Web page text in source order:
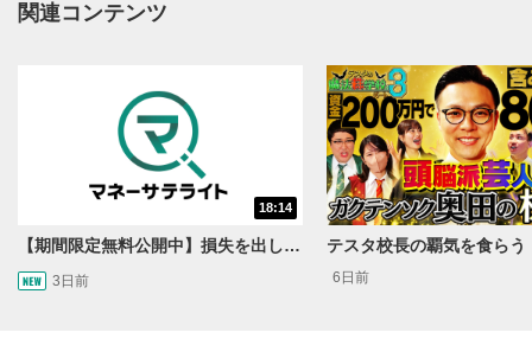
動画タイトルが表示されます。クリックすると
クリックするとYouTubeの「後で見る」の再生リスト
に追加されます。
スマートフォンで視聴の場合は動画再生エリア右上のメニュ
ー内にあります。
きます。
関連コンテンツ
18:14
【期間限定無料公開中】損失を出し続けるお見送り芸人しんいち、Wemofを学ぶ【目指せ億トレ！FXドリーマー！#05】
3日前 6日前